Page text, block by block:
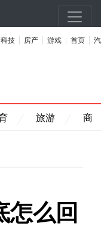
科技 房产 游戏 首页
汽
旅游 商
怎么回